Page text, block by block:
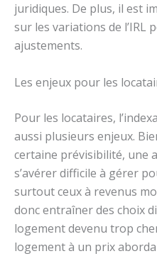
juridiques. De plus, il est
sur les variations de l’IRL
ajustements.
Les enjeux pour les
Pour les locataires,
aussi plusieurs enjeux.
certaine prévisibilité, une
s’avérer difficile à gérer
surtout ceux à revenus
donc entraîner des choix
logement devenu trop
logement à un prix